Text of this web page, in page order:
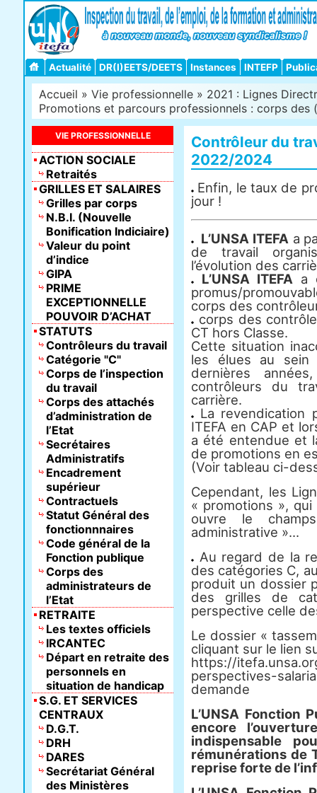
Actualité DR(I)EETS/DEETS Instances INTEFP
Accueil » Vie professionnelle » 2021 : Lignes
Promotions et parcours professionnels : corps des
Contrôleur du
2022/2024
Enfin, le taux de
jour !
L’UNSA ITEFA a
de travail
l’évolution des
L’UNSA ITEFA a
promus/
corps des
corps des
CT hors Classe.
Cette situation
les élues au
dernières
contrôleurs du
carrière.
La revendication
ITEFA en CAP et
a été entendue et
de promotions en
(Voir tableau ci-
Cependant, les
« promotions », qui
ouvre le
administrative »...
Au regard de la
des catégories C,
produit un dossier
des grilles de
perspective celle
Le dossier «
cliquant sur le lien
https://
perspectives-
demande
L’UNSA Fonction
encore
indispensable
rémunérations de
reprise forte de
VIE PROFESSIONNELLE
ACTION SOCIALE
Retraités
GRILLES ET SALAIRES
Grilles par corps
N.B.I. (Nouvelle
Bonification Indiciaire)
Valeur du point
d’indice
GIPA
PRIME
EXCEPTIONNELLE
POUVOIR D’ACHAT
STATUTS
Contrôleurs du travail
Catégorie "C"
Corps de l’inspection
du travail
Corps des attachés
d’administration de
l’Etat
Secrétaires
Administratifs
Encadrement
supérieur
Contractuels
Statut Général des
fonctionnnaires
Code général de la
Fonction publique
Corps des
administrateurs de
l’Etat
RETRAITE
Les textes officiels
IRCANTEC
Départ en retraite des
personnels en
situation de handicap
S.G. ET SERVICES
CENTRAUX
D.G.T.
DRH
DARES
Secrétariat Général
des Ministères